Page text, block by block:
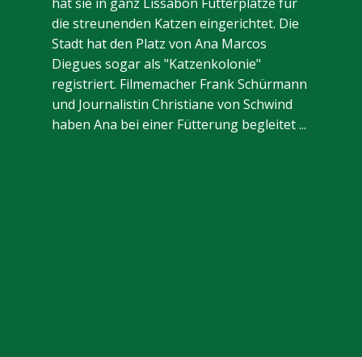
die streunenden Katzen eingerichtet. Die
Stadt hat den Platz von Ana Marcos
Diegues sogar als "Katzenkolonie"
registriert. Filmemacher Frank Schürmann
und Journalistin Christiane von Schwind
haben Ana bei einer Fütterung begleitet ...